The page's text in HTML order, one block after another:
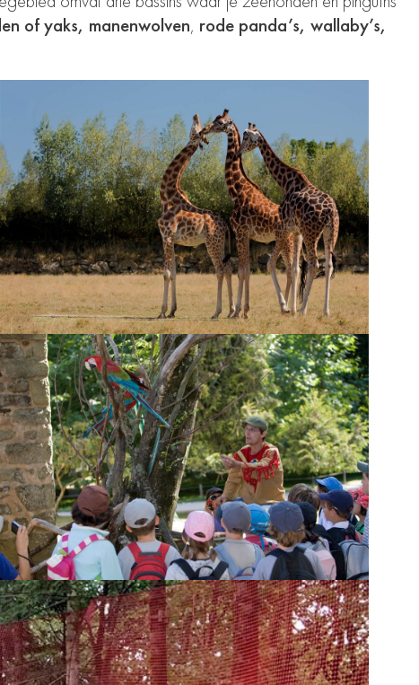
of yaks, manenwolven, rode panda’s, wallaby’s,